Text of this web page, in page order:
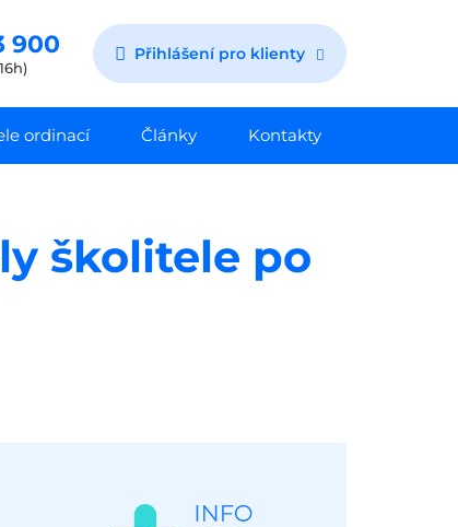
900 Přihlášení pro klienty
ordinací Články Kontakty
školitele po